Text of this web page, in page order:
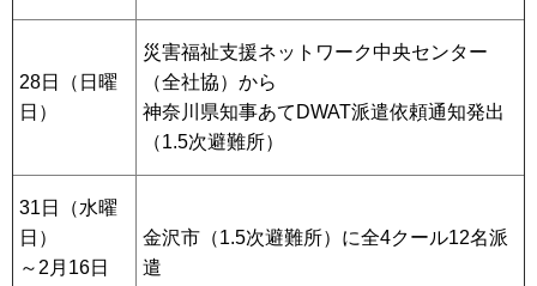
28日（日曜
日）
災害福祉支援ネットワーク中央センター
（全社協）から
神奈川県知事あてDWAT派遣依頼通知発出
（1.5次避難所）
31日（水曜
日）
～2月16日
金沢市（1.5次避難所）に全4クール12名派
遣